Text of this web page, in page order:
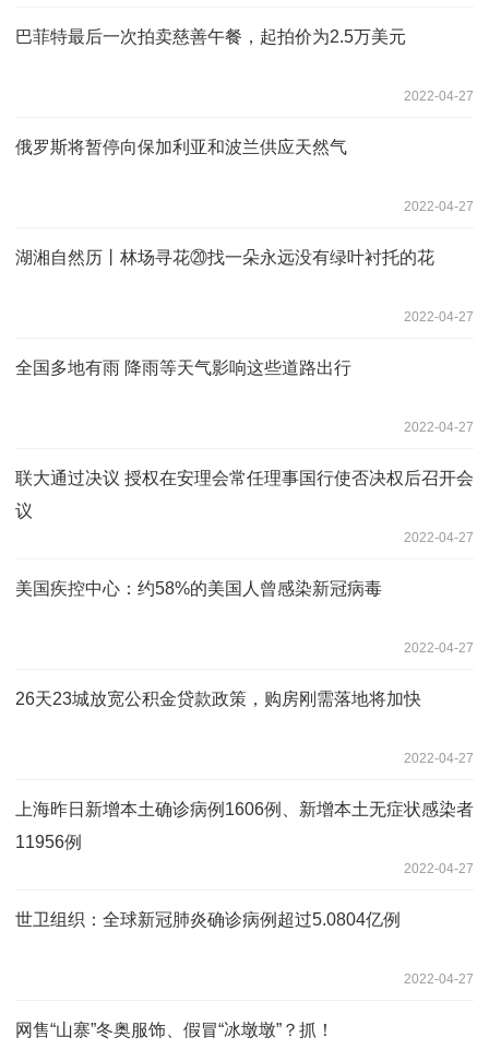
巴菲特最后一次拍卖慈善午餐，起拍价为2.5万美元
2022-04-27
俄罗斯将暂停向保加利亚和波兰供应天然气
2022-04-27
湖湘自然历丨林场寻花⑳找一朵永远没有绿叶衬托的花
2022-04-27
全国多地有雨 降雨等天气影响这些道路出行
2022-04-27
联大通过决议 授权在安理会常任理事国行使否决权后召开会
议
2022-04-27
美国疾控中心：约58%的美国人曾感染新冠病毒
2022-04-27
26天23城放宽公积金贷款政策，购房刚需落地将加快
2022-04-27
上海昨日新增本土确诊病例1606例、新增本土无症状感染者
11956例
2022-04-27
世卫组织：全球新冠肺炎确诊病例超过5.0804亿例
2022-04-27
网售“山寨”冬奥服饰、假冒“冰墩墩”？抓！